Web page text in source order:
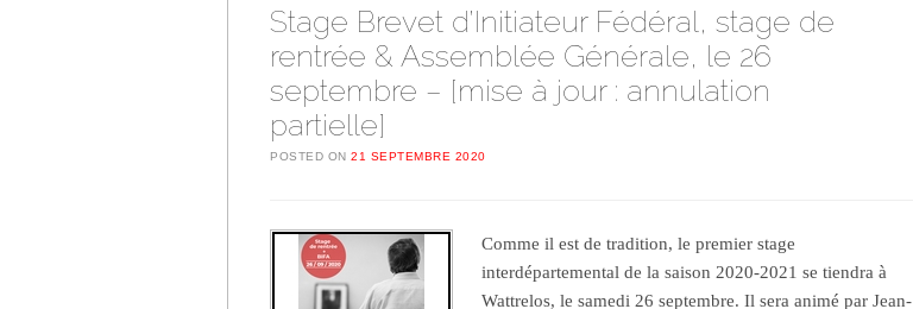
Stage Brevet d’Initiateur Fédéral, stage de
rentrée & Assemblée Générale, le 26
septembre – [mise à jour : annulation
partielle]
POSTED ON 21 SEPTEMBRE 2020
Comme il est de tradition, le premier stage
interdépartemental de la saison 2020-2021 se tiendra à
Wattrelos, le samedi 26 septembre. Il sera animé par Jean-